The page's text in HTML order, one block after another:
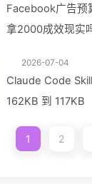
Facebook广告预
拿2000成效现实
2026-07-04
Claude Code
162KB 到 117KB
1 2